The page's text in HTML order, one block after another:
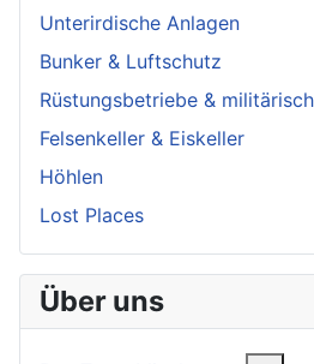
Unterirdische Anlagen
Bunker & Luftschutz
Rüstungsbetriebe &
Felsenkeller & Eiskeller
Höhlen
Lost Places
Über uns